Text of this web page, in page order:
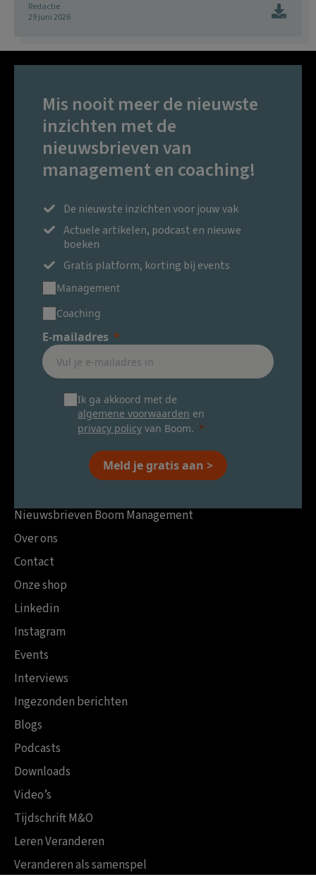
Redactie
29 juni 2026
Mis nooit meer de nieuwste
inzichten met de
nieuwsbrieven van
management en coaching!
De nieuwste inzichten voor jouw vak
Actuele artikelen, podcast en nieuwe
boeken
Gratis platform, korting bij events
Management
Coaching
E-mailadres
Ik ga akkoord met de
algemene voorwaarden en
privacy policy van Boom.
Meld je gratis aan >
Nieuwsbrieven Boom Management
Over ons
Contact
Onze shop
Linkedin
Instagram
Events
Interviews
Ingezonden berichten
Blogs
Podcasts
Downloads
Video’s
Tijdschrift M&O
Leren Veranderen
Veranderen als samenspel